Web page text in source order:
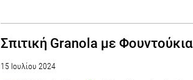
Σπιτική Granola με Φουντούκια
15 Ιουλίου 2024